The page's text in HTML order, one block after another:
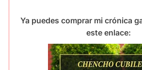
Ya puedes comprar mi crónica
este enlace: